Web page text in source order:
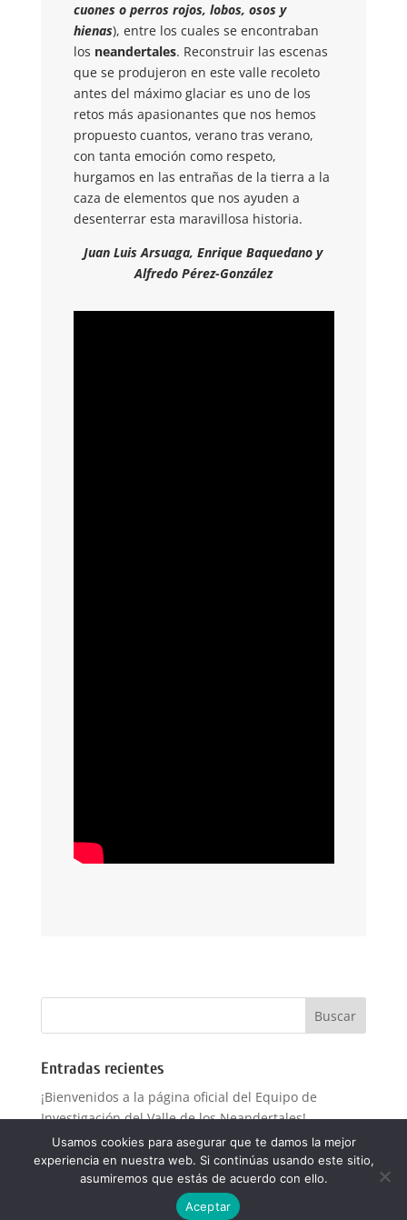
cuones o perros rojos, lobos, osos y
hienas), entre los cuales se encontraban
los neandertales. Reconstruir las escenas
que se produjeron en este valle recoleto
antes del máximo glaciar es uno de los
retos más apasionantes que nos hemos
propuesto cuantos, verano tras verano,
con tanta emoción como respeto,
hurgamos en las entrañas de la tierra a la
caza de elementos que nos ayuden a
desenterrar esta maravillosa historia.
Juan Luis Arsuaga, Enrique Baquedano y
Alfredo Pérez-González
Entradas recientes
¡Bienvenidos a la página oficial del Equipo de
Investigación del Valle de los Neandertales!
| Desarrollado por Fixius
Usamos cookies para asegurar que te damos la mejor
experiencia en nuestra web. Si continúas usando este sitio,
asumiremos que estás de acuerdo con ello.
Aceptar